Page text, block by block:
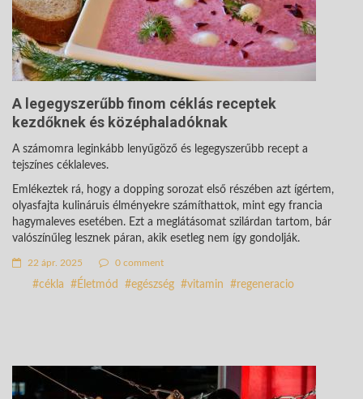
A legegyszerűbb finom céklás receptek
kezdőknek és középhaladóknak
A számomra leginkább lenyűgöző és legegyszerűbb recept a
tejszínes céklaleves.
Emlékeztek rá, hogy a dopping sorozat első részében azt ígértem,
olyasfajta kulináruis élményekre számíthattok, mint egy francia
hagymaleves esetében. Ezt a meglátásomat szilárdan tartom, bár
valószínűleg lesznek páran, akik esetleg nem így gondolják.
22 ápr. 2025 0 comment
cékla Életmód egészség vitamin regeneracio